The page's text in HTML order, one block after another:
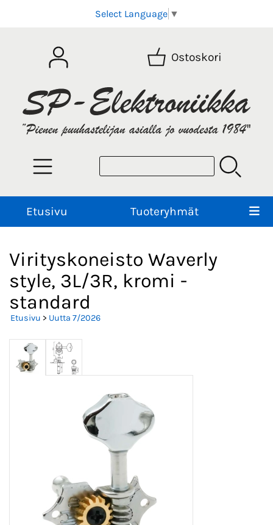
Select Language ▼
Ostoskori
Etusivu Tuoteryhmät
Virityskoneisto Waverly
style, 3L/3R, kromi -
standard
Etusivu > Uutta 7/2026